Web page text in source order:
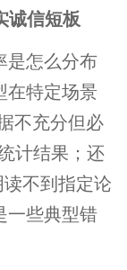
诚信短板
是怎么分布
在特定场景
不充分但必
计结果；还
不到指定论
一些典型错